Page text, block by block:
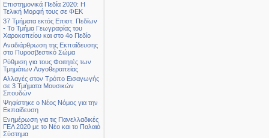
Επιστημονικά Πεδία 2020: Η
Τελική Μορφή τους σε ΦΕΚ
37 Τμήματα εκτός Επιστ. Πεδίων
- Το Τμήμα Γεωγραφίας του
Χαροκοπείου και στο 4ο Πεδίο
Αναδιάρθρωση της Εκπαίδευσης
στο Πυροσβεστικό Σώμα
Ρύθμιση για τους Φοιτητές των
Τμημάτων Λογοθεραπείας
Αλλαγές στον Τρόπο Εισαγωγής
σε 3 Τμήματα Μουσικών
Σπουδών
Ψηφίστηκε ο Νέος Νόμος για την
Εκπαίδευση
Ενημέρωση για τις Πανελλαδικές
ΓΕΛ 2020 με το Νέο και το Παλαιό
Σύστημα